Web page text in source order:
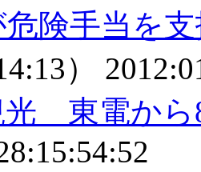
危険手当を
）
光 東電から